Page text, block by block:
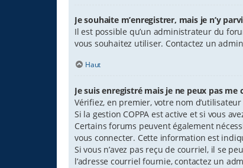
Je souhaite m’enregistrer, mais je n’y
Il est possible qu’un administrateur du
vous souhaitez utiliser. Contactez un
Haut
Je suis enregistré mais je ne peux pas me
Vérifiez, en premier, votre nom
Si la gestion COPPA est active et si vous
Certains forums peuvent également
vous connecter. Cette information est
Si vous n’avez pas reçu de courriel, il se
l’adresse courriel fournie, contactez un